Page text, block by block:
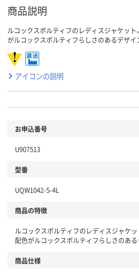
商品説明
ルコックスポルティフのレディスジャケット
がルコックスポルティフらしさのあるデザイ
アイコンの説明
お申込番号
U907513
型番
UQW1042-5-4L
商品の特徴
ルコックスポルティフのレディスジャケ
配色がルコックスポルティフらしさのある
商品仕様